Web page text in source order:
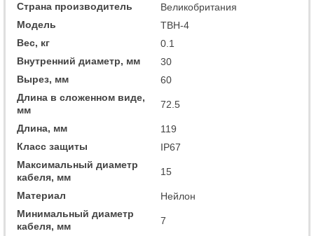
Страна производитель
Великобритания
Модель
TBH-4
Вес, кг
0.1
Внутренний диаметр, мм
30
Вырез, мм
60
Длина в сложенном виде,
мм
72.5
Длина, мм
119
Класс защиты
IP67
Максимальный диаметр
кабеля, мм
15
Материал
Нейлон
Минимальный диаметр
кабеля, мм
7